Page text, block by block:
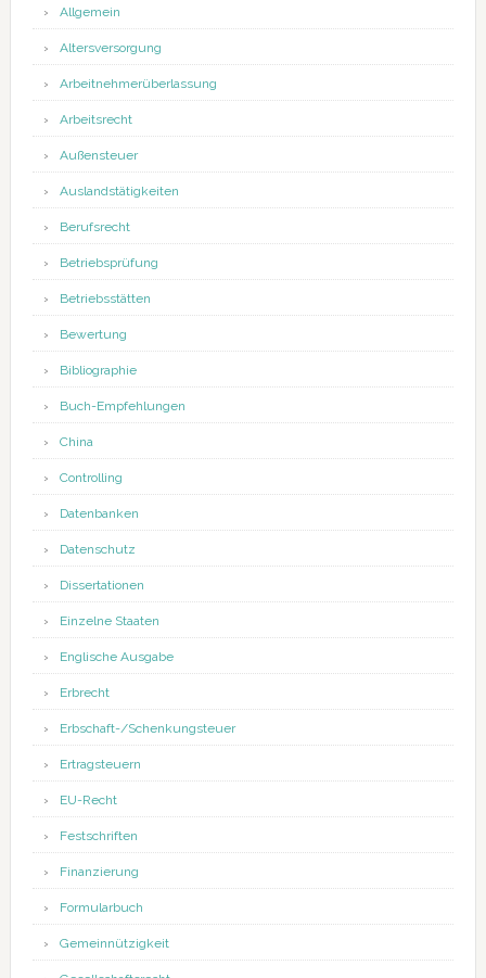
Allgemein
Altersversorgung
Arbeitnehmerüberlassung
Arbeitsrecht
Außensteuer
Auslandstätigkeiten
Berufsrecht
Betriebsprüfung
Betriebsstätten
Bewertung
Bibliographie
Buch-Empfehlungen
China
Controlling
Datenbanken
Datenschutz
Dissertationen
Einzelne Staaten
Englische Ausgabe
Erbrecht
Erbschaft-/Schenkungsteuer
Ertragsteuern
EU-Recht
Festschriften
Finanzierung
Formularbuch
Gemeinnützigkeit